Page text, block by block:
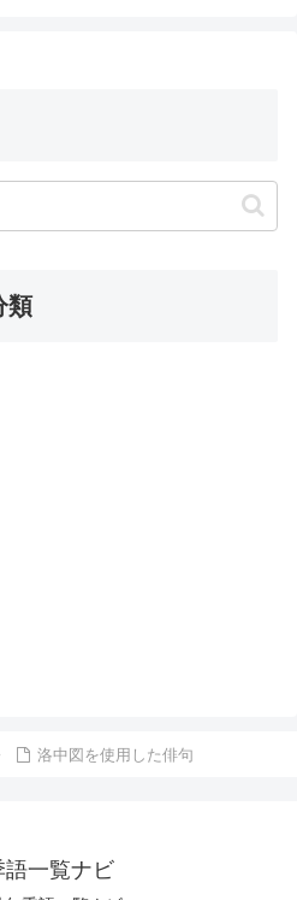
類
洛中図を使用した俳句
語一覧ナビ